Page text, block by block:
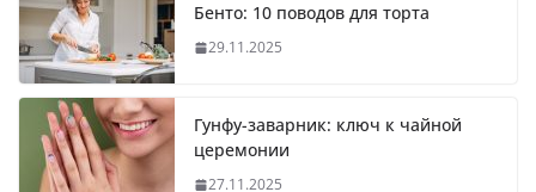
Бенто: 10 поводов для торта
29.11.2025
Гунфу-заварник: ключ к чайной
церемонии
27.11.2025